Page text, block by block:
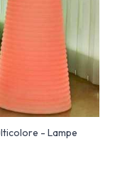
- Lampe